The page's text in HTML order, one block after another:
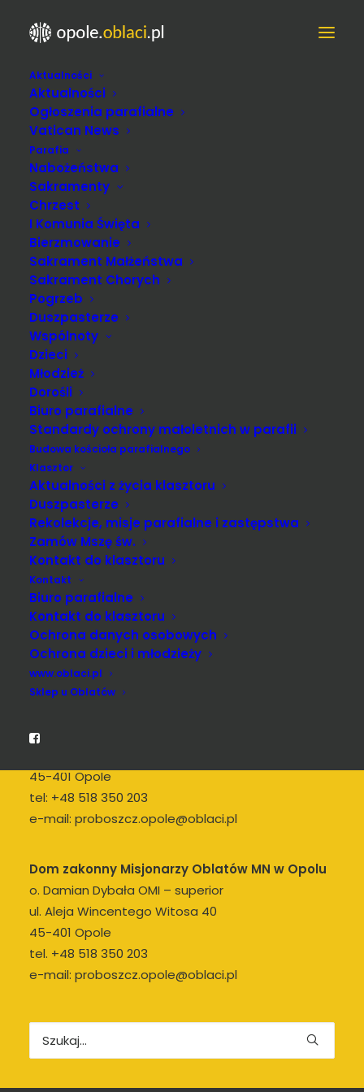
Aktualności
Aktualności
Ogłoszenia parafialne
Vatican News
Parafia
Nabożeństwa
Sakramenty
Chrzest
I Komunia Święta
Bierzmowanie
Sakrament Małżeństwa
Sakrament Chorych
Pogrzeb
Duszpasterze
Wspólnoty
Dzieci
Młodzież
Dorośli
Biuro parafialne
Standardy ochrony małoletnich w parafii
Budowa kościoła parafialnego
Klasztor
Aktualności z życia klasztoru
Duszpasterze
Rekolekcje, misje parafialne i zastępstwa
Zamów Mszę św.
Kontakt do klasztoru
Kontakt
Biuro parafialne
Kontakt do klasztoru
Ochrona danych osobowych
Ochrona dzieci i młodzieży
www.oblaci.pl
Sklep u Oblatów
U Oblatów w Opolu we
wrześniu
o. Damian Dybała OMI – proboszcz
45-401 Opole
tel: +48 518 350 203
e-mail: proboszcz.opole@oblaci.pl
Dom zakonny Misjonarzy Oblatów MN w Opolu
o. Damian Dybała OMI – superior
ul. Aleja Wincentego Witosa 40
45-401 Opole
tel. +48 518 350 203
e-mail: proboszcz.opole@oblaci.pl